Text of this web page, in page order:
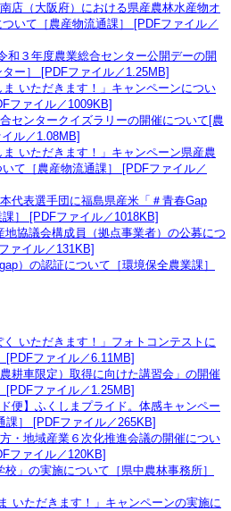
店（大阪府）における県産農林水産物オ
いて［農産物流通課］ [PDFファイル／
和３年度農業総合センター公開デーの開
ー］ [PDFファイル／1.25MB]
いただきます！」キャンペーンについ
ファイル／1009KB]
センタークイズラリーの開催について[農
ル／1.08MB]
いただきます！」キャンペーン県産農
て［農産物流通課］ [PDFファイル／
代表選手団に福島県産米「＃青春Gap
］ [PDFファイル／1018KB]
地協議会構成員（拠点事業者）の公募につ
ァイル／131KB]
）の認証について［環境保全農業課］
いただきます！」フォトコンテストに
[PDFファイル／6.11MB]
耕車限定）取得に向けた講習会」の開催
[PDFファイル／1.25MB]
便】ふくしまプライド。体感キャンペー
課］ [PDFファイル／265KB]
・地域産業６次化推進会議の開催につい
ファイル／120KB]
」の実施について［県中農林事務所］
いただきます！」キャンペーンの実施に